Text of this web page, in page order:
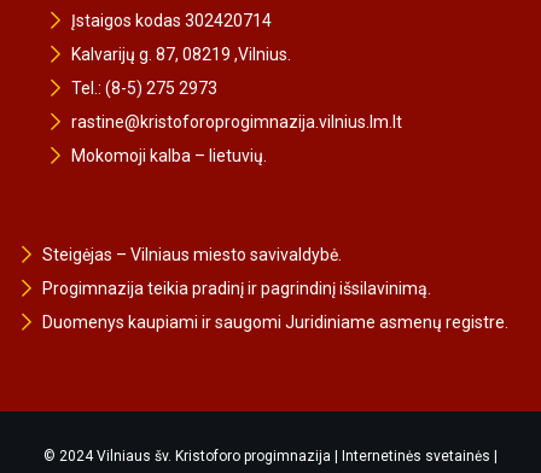
Įstaigos kodas 302420714
Kalvarijų g. 87, 08219 ,Vilnius.
Tel.: (8-5) 275 2973
rastine@kristoforoprogimnazija.vilnius.lm.lt
Mokomoji kalba – lietuvių.
Steigėjas – Vilniaus miesto savivaldybė.
Progimnazija teikia pradinį ir pagrindinį išsilavinimą.
Duomenys kaupiami ir saugomi Juridiniame asmenų registre.
© 2024 Vilniaus šv. Kristoforo progimnazija | Internetinės svetainės